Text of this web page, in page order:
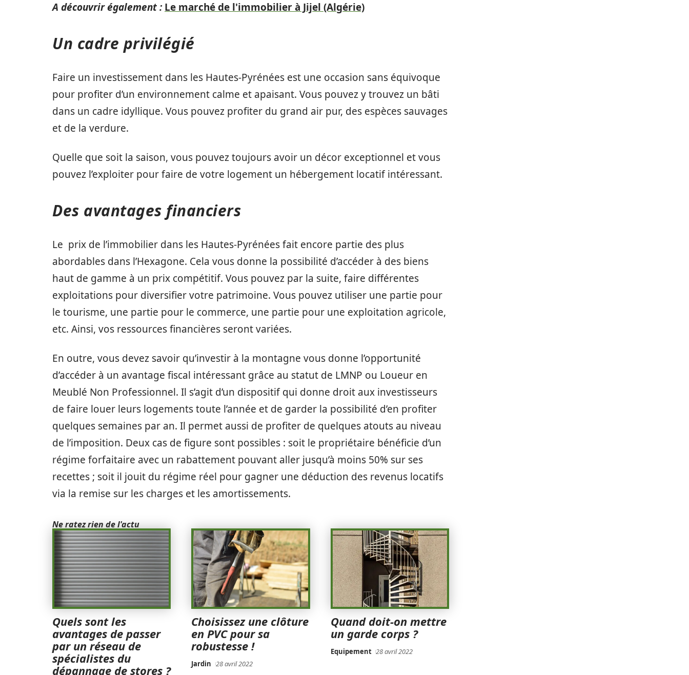
A découvrir également : Le marché de l'immobilier à Jijel (Algérie)
Un cadre privilégié
Faire un investissement dans les Hautes-Pyrénées est une occasion sans équivoque
pour profiter d’un environnement calme et apaisant. Vous pouvez y trouvez un bâti
dans un cadre idyllique. Vous pouvez profiter du grand air pur, des espèces sauvages
et de la verdure.
Quelle que soit la saison, vous pouvez toujours avoir un décor exceptionnel et vous
pouvez l’exploiter pour faire de votre logement un hébergement locatif intéressant.
Des avantages financiers
Le prix de l’immobilier dans les Hautes-Pyrénées fait encore partie des plus
abordables dans l’Hexagone. Cela vous donne la possibilité d’accéder à des biens
haut de gamme à un prix compétitif. Vous pouvez par la suite, faire différentes
exploitations pour diversifier votre patrimoine. Vous pouvez utiliser une partie pour
le tourisme, une partie pour le commerce, une partie pour une exploitation agricole,
etc. Ainsi, vos ressources financières seront variées.
En outre, vous devez savoir qu’investir à la montagne vous donne l’opportunité
d’accéder à un avantage fiscal intéressant grâce au statut de LMNP ou Loueur en
Meublé Non Professionnel. Il s’agit d’un dispositif qui donne droit aux investisseurs
de faire louer leurs logements toute l’année et de garder la possibilité d’en profiter
quelques semaines par an. Il permet aussi de profiter de quelques atouts au niveau
de l’imposition. Deux cas de figure sont possibles : soit le propriétaire bénéficie d’un
régime forfaitaire avec un rabattement pouvant aller jusqu’à moins 50% sur ses
recettes ; soit il jouit du régime réel pour gagner une déduction des revenus locatifs
via la remise sur les charges et les amortissements.
Ne ratez rien de l'actu
Quels sont les
avantages de passer
par un réseau de
spécialistes du
dépannage de stores ?
Choisissez une clôture
en PVC pour sa
robustesse !
Jardin 28 avril 2022
Quand doit-on mettre
un garde corps ?
Equipement 28 avril 2022